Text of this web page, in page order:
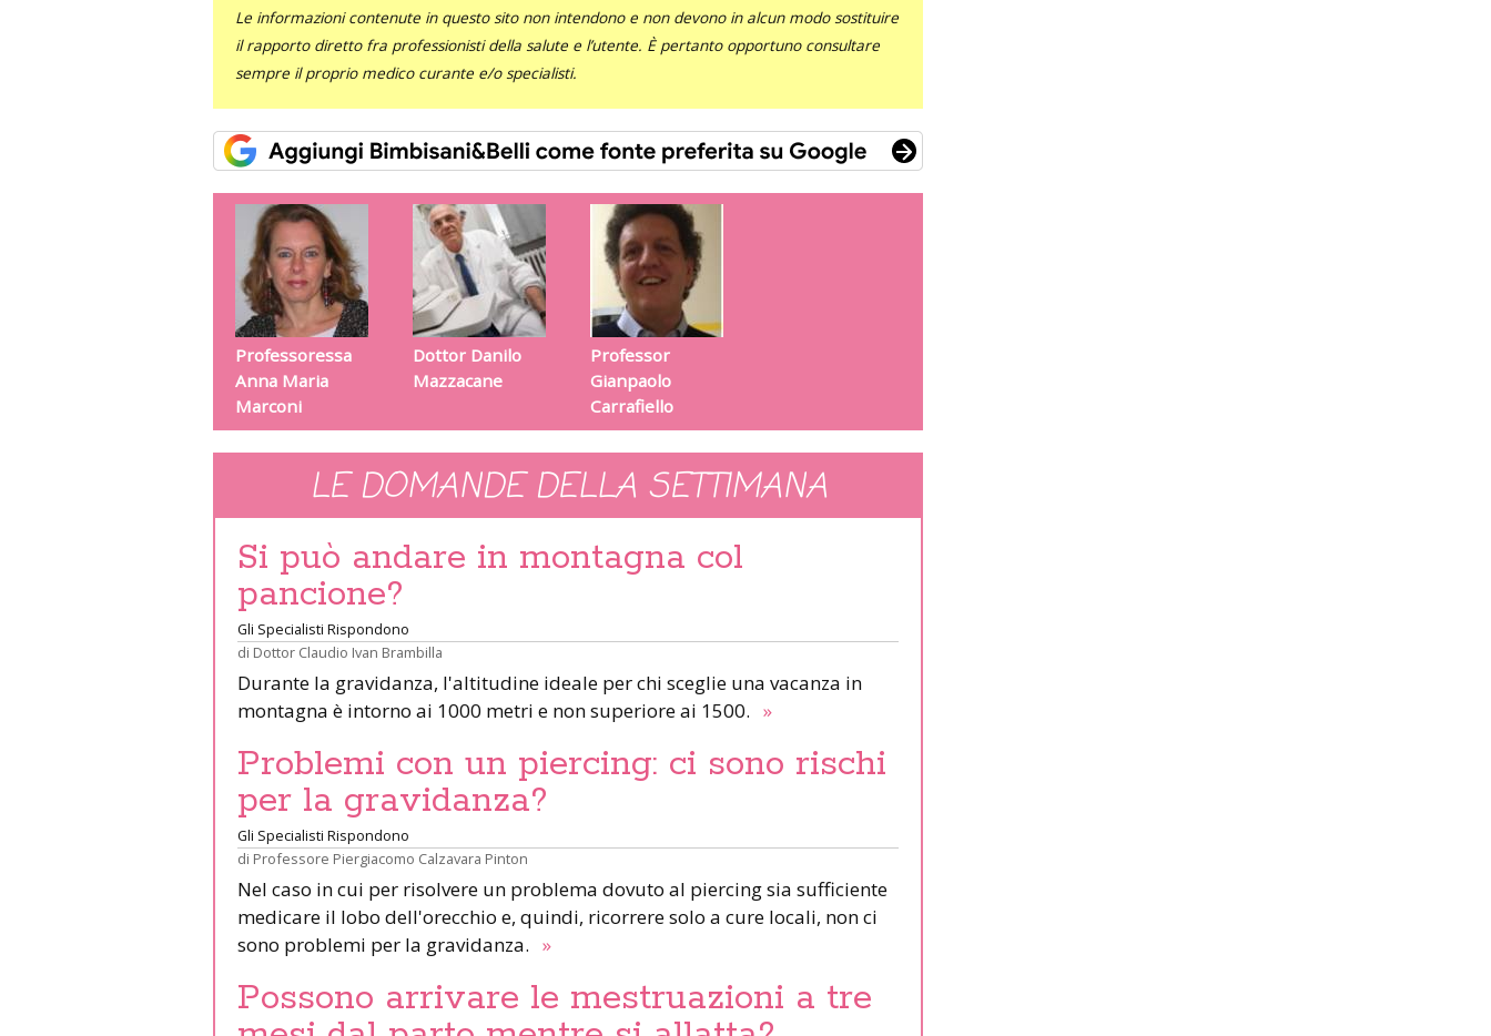
Le informazioni contenute in questo sito non intendono e non devono in alcun modo sostituire
il rapporto diretto fra professionisti della salute e l’utente. È pertanto opportuno consultare
sempre il proprio medico curante e/o specialisti.
Professoressa
Anna Maria
Marconi
Dottor Danilo
Mazzacane
Professor
Gianpaolo
Carrafiello
LE DOMANDE DELLA SETTIMANA
Si può andare in montagna col
pancione?
Gli Specialisti Rispondono
di Dottor Claudio Ivan Brambilla
Durante la gravidanza, l'altitudine ideale per chi sceglie una vacanza in
montagna è intorno ai 1000 metri e non superiore ai 1500. »
Problemi con un piercing: ci sono rischi
per la gravidanza?
Gli Specialisti Rispondono
di Professore Piergiacomo Calzavara Pinton
Nel caso in cui per risolvere un problema dovuto al piercing sia sufficiente
medicare il lobo dell'orecchio e, quindi, ricorrere solo a cure locali, non ci
sono problemi per la gravidanza. »
Possono arrivare le mestruazioni a tre